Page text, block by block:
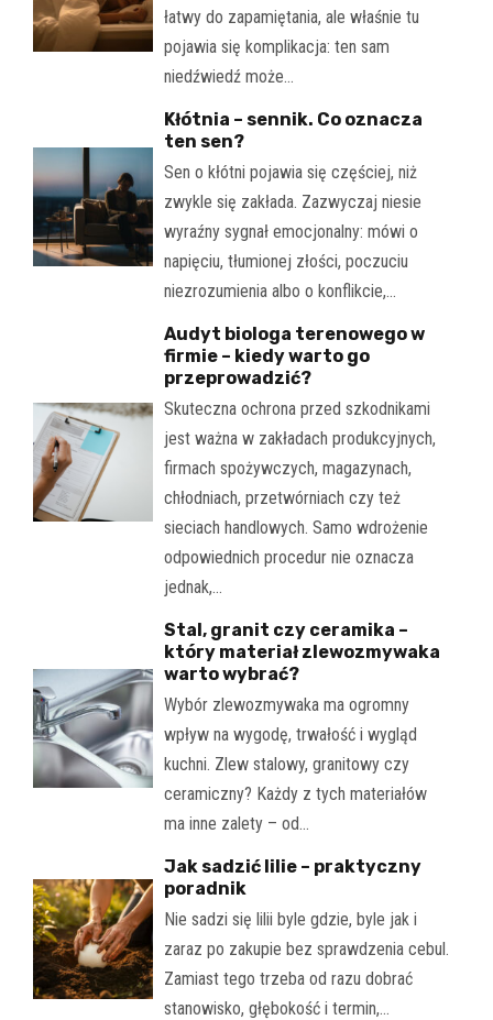
łatwy do zapamiętania, ale właśnie tu
pojawia się komplikacja: ten sam
niedźwiedź może…
Kłótnia – sennik. Co oznacza
ten sen?
Sen o kłótni pojawia się częściej, niż
zwykle się zakłada. Zazwyczaj niesie
wyraźny sygnał emocjonalny: mówi o
napięciu, tłumionej złości, poczuciu
niezrozumienia albo o konflikcie,…
Audyt biologa terenowego w
firmie – kiedy warto go
przeprowadzić?
Skuteczna ochrona przed szkodnikami
jest ważna w zakładach produkcyjnych,
firmach spożywczych, magazynach,
chłodniach, przetwórniach czy też
sieciach handlowych. Samo wdrożenie
odpowiednich procedur nie oznacza
jednak,…
Stal, granit czy ceramika –
który materiał zlewozmywaka
warto wybrać?
Wybór zlewozmywaka ma ogromny
wpływ na wygodę, trwałość i wygląd
kuchni. Zlew stalowy, granitowy czy
ceramiczny? Każdy z tych materiałów
ma inne zalety – od…
Jak sadzić lilie – praktyczny
poradnik
Nie sadzi się lilii byle gdzie, byle jak i
zaraz po zakupie bez sprawdzenia cebul.
Zamiast tego trzeba od razu dobrać
stanowisko, głębokość i termin,…